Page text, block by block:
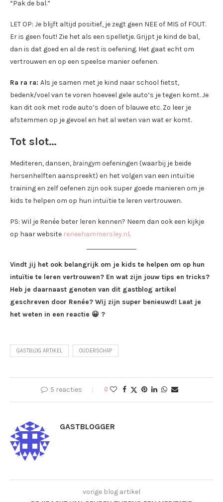
“Pak de bal.”
LET OP: Je blijft altijd positief, je zegt geen NEE of MIS of FOUT.
Er is geen fout! Zie het als een spelletje. Grijpt je kind de bal,
dan is dat goed en al de rest is oefening. Het gaat echt om
vertrouwen en op een speelse manier oefenen.
Ra ra ra: Als je samen met je kind naar school fietst,
bedenk/voel van te voren hoeveel gele auto’s je tegen komt. Je
kan dit ook met rode auto’s doen of blauwe etc. Zo leer je
afstemmen op je gevoel en het al weten van wat er komt.
Tot slot…
Mediteren, dansen, braingym oefeningen (waarbij je beide
hersenhelften aanspreekt) en het volgen van een intuïtie
training en zelf oefenen zijn ook super goede manieren om je
kids te helpen om op hun intuïtie te leren vertrouwen.
PS: Wil je Renée beter leren kennen? Neem dan ook een kijkje
op haar website reneehammersley.nl.
Vindt jij het ook belangrijk om je kids te helpen om op hun
intuïtie te leren vertrouwen? En wat zijn jouw tips en tricks?
Heb je daarnaast genoten van dit gastblog artikel
geschreven door Renée? Wij zijn super benieuwd! Laat je
het weten in een reactie 😀 ?
GASTBLOG ARTIKEL OUDERSCHAP
5 reacties 0
GASTBLOGGER
vorige blog artikel